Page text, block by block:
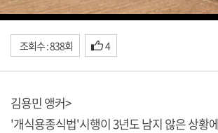
조회수 : 838회 4
김용민 앵커>
'개식용종식법'시행이 3년도 남지 않은 상황